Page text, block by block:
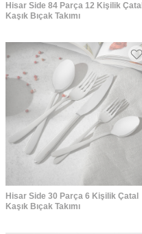
Hisar Side 84 Parça 12 Kişilik Çatal
Kaşık Bıçak Takımı
Hisar Side 30 Parça 6 Kişilik Çatal
Kaşık Bıçak Takımı